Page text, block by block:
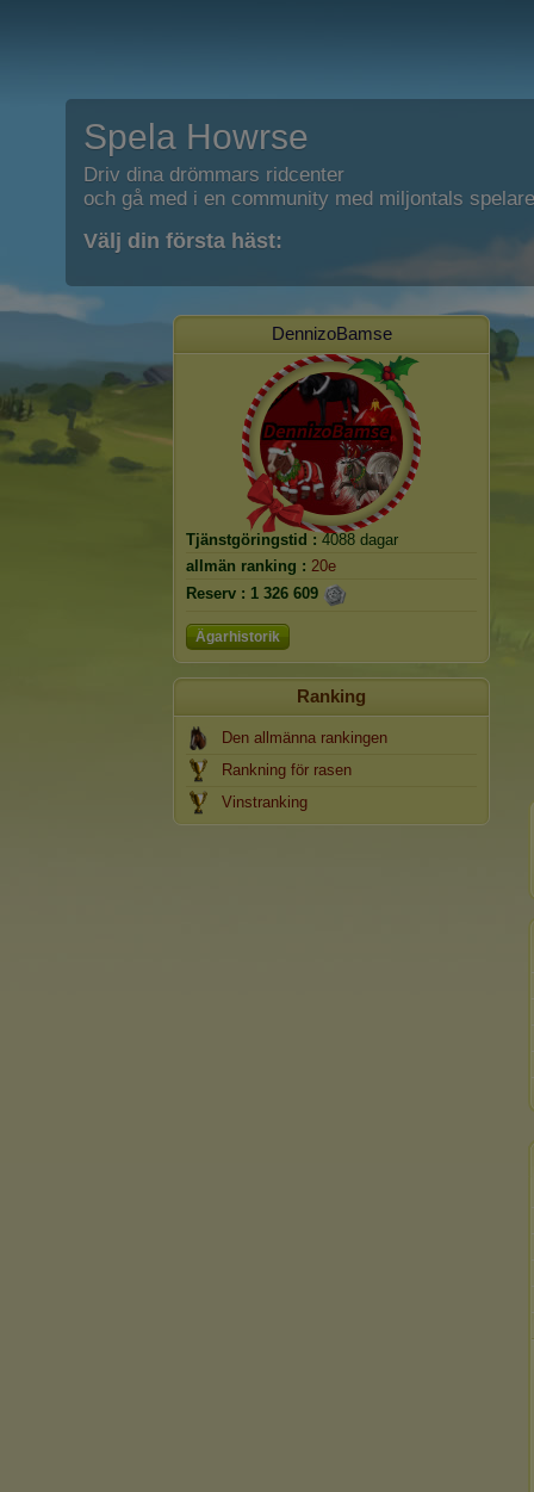
Spela Howrse
Driv dina drömmars ridcenter
och gå med i en community med miljontals
Välj din första häst:
DennizoBamse
Tjänstgöringstid : 4088 dagar
allmän ranking : 20e
Reserv : 1 326 609
Ägarhistorik
Ranking
Den allmänna rankingen
Rankning för rasen
Vinstranking